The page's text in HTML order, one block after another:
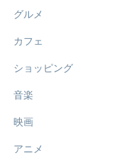
グルメ
カフェ
ショッピング
音楽
映画
アニメ